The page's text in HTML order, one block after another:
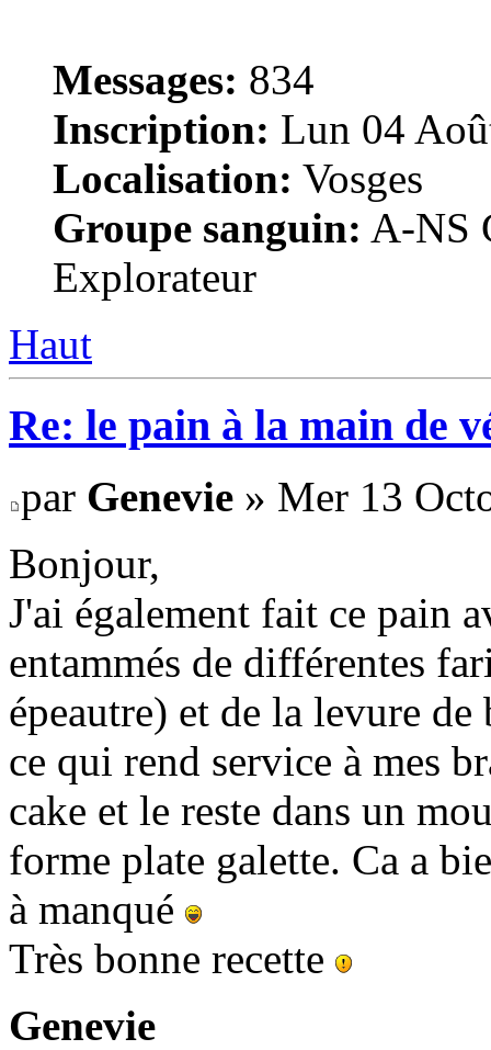
Messages: 834
Inscription: Lun 04
Localisation: Vosges
Groupe sanguin: A-NS
Explorateur
Haut
Re: le pain à la main de
par Genevie » Mer 13
Bonjour,
J'ai également fait ce pain
entammés de différentes
épeautre) et de la levure
ce qui rend service à mes
cake et le reste dans un
forme plate galette. Ca a
à manqué
Très bonne recette
Genevie